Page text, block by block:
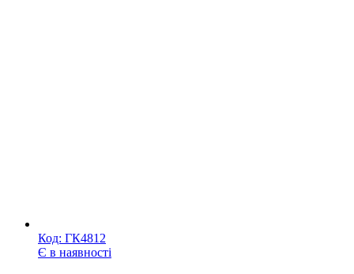
Код: ГК4812
Є в наявності